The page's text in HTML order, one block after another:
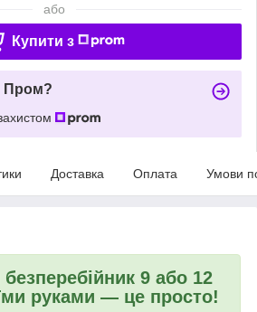
або
Купити з
Пром?
Доставка Оплата Умови
9 або 12
руками — це просто!